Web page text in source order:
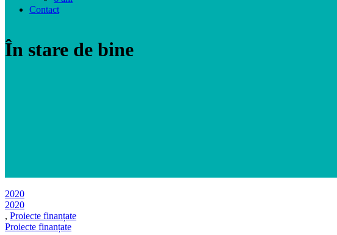
Contact
În stare de bine
2020
2020
, Proiecte finanțate
Proiecte finanțate